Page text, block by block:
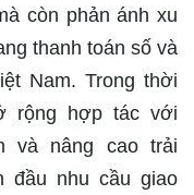
còn phản ánh xu
thanh toán số và
Nam. Trong thời
rộng hợp tác với
và nâng cao trải
đầu nhu cầu giao